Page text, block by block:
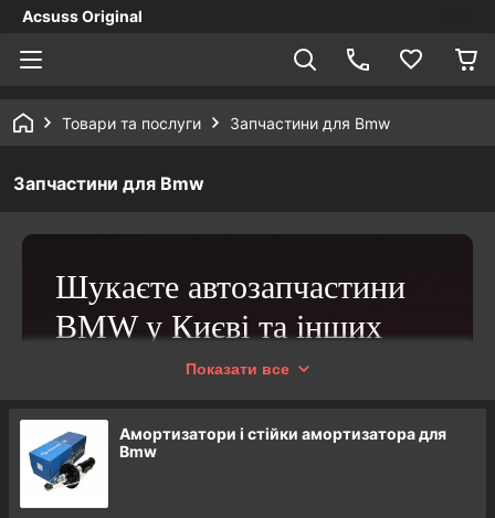
Acsuss Original
Товари та послуги Запчастини для Bmw
Запчастини для Bmw
Шукаєте автозапчастини
BMW у Києві та інших
містах країни?
магазину «Acsuss
Original»!
Показати все
Амортизатори і стійки амортизатора для
Bmw